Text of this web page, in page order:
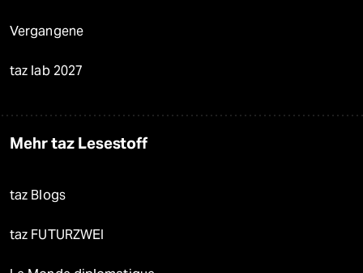
Vergangene
taz lab 2027
Mehr taz Lesestoff
taz Blogs
taz FUTURZWEI